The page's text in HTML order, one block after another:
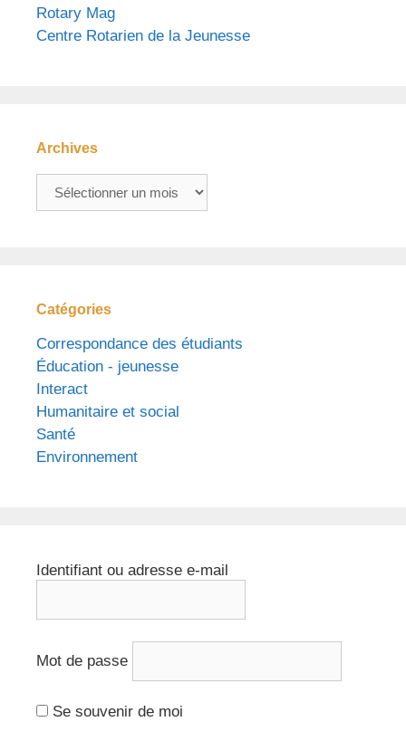
Rotary Mag
Centre Rotarien de la Jeunesse
Archives
Archives
Catégories
Correspondance des étudiants
Éducation - jeunesse
Interact
Humanitaire et social
Santé
Environnement
Identifiant ou adresse e-mail
Mot de passe
Se souvenir de moi